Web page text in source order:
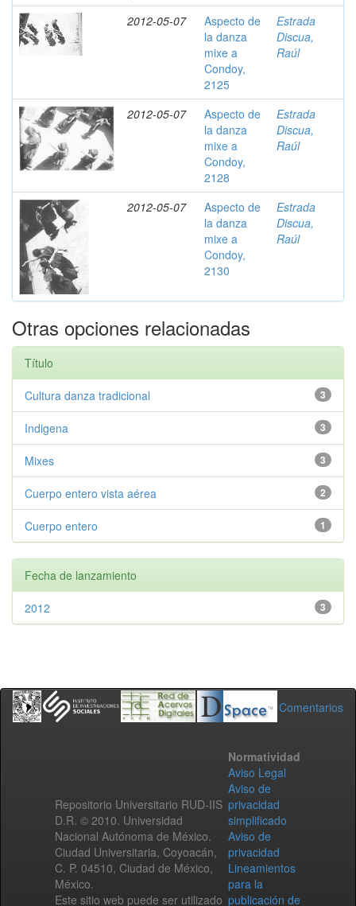
2012-05-07
Aspecto de
la danza
mixe a
Condoy,
2125
Estrada
Discua,
Raúl
2012-05-07
Aspecto de
la danza
mixe a
Condoy,
2128
Estrada
Discua,
Raúl
2012-05-07
Aspecto de
la danza
mixe a
Condoy,
2130
Estrada
Discua,
Raúl
Otras opciones relacionadas
Título
3
Cultura danza tradicional
3
Indigena
3
Mixes
2
Cuerpo entero vista aérea
1
Cuerpo entero
Fecha de lanzamiento
3
2012
Comentarios
Repositorio Universitario RUD-IIS
D.R. © 2010. Universidad
Nacional Autónoma de México.
Ciudad Universitaria, Coyoacán,
C. P. 04510, Ciudad de México,
México.
Este sitio web puede ser utilizado
Normatividad
Aviso Legal
Aviso de
privacidad
simplificado
Aviso de
privacidad
Lineamientos
para la
publicación de